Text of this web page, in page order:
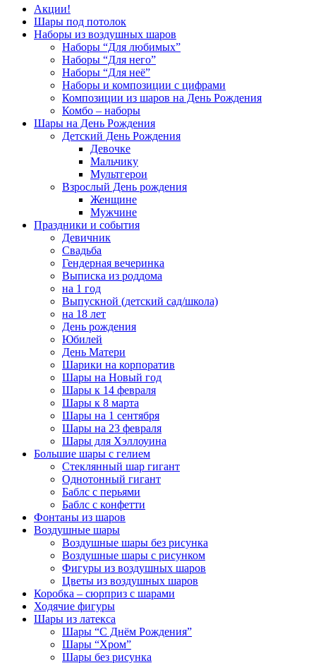
Акции!
Шары под потолок
Наборы из воздушных шаров
Наборы “Для любимых”
Наборы “Для него”
Наборы “Для неё”
Наборы и композиции с цифрами
Композиции из шаров на День Рождения
Комбо – наборы
Шары на День Рождения
Детский День Рождения
Девочке
Мальчику
Мультгерои
Взрослый День рождения
Женщине
Мужчине
Праздники и события
Девичник
Свадьба
Гендерная вечеринка
Выписка из роддома
на 1 год
Выпускной (детский сад/школа)
на 18 лет
День рождения
Юбилей
День Матери
Шарики на корпоратив
Шары на Новый год
Шары к 14 февраля
Шары к 8 марта
Шары на 1 сентября
Шары на 23 февраля
Шары для Хэллоуина
Большие шары с гелием
Стеклянный шар гигант
Однотонный гигант
Баблс с перьями
Баблс с конфетти
Фонтаны из шаров
Воздушные шары
Воздушные шары без рисунка
Воздушные шары с рисунком
Фигуры из воздушных шаров
Цветы из воздушных шаров
Коробка – сюрприз с шарами
Ходячие фигуры
Шары из латекса
Шары “С Днём Рождения”
Шары “Хром”
Шары без рисунка